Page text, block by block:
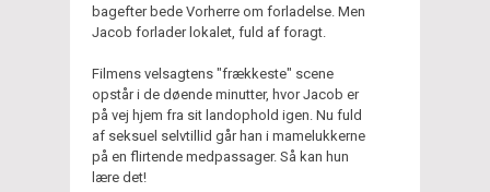
bagefter bede Vorherre om forladelse. Men
Jacob forlader lokalet, fuld af foragt.
Filmens velsagtens "frækkeste" scene
opstår i de døende minutter, hvor Jacob er
på vej hjem fra sit landophold igen. Nu fuld
af seksuel selvtillid går han i mamelukkerne
på en flirtende medpassager. Så kan hun
lære det!